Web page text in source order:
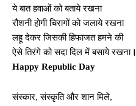
ये बात हवाओं को बताये रखना
रौशनी होगी चिरागों को जलाये रखना
लहू देकर जिसकी हिफाजत हमने की
ऐसे तिरंगे को सदा दिल में बसाये रखना।
Happy Republic Day
संस्कार, संस्कृति और शान मिले,